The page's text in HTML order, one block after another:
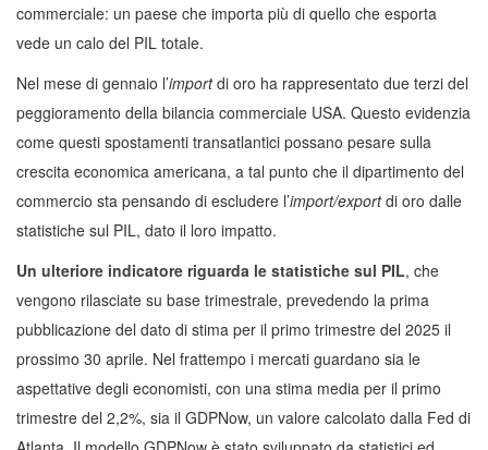
commerciale: un paese che importa più di quello che esporta
vede un calo del PIL totale.
Nel mese di gennaio l’importdi oro ha rappresentato due terzi del
peggioramento della bilancia commerciale USA. Questo evidenzia
come questi spostamenti transatlantici possano pesare sulla
crescita economica americana, a tal punto che il dipartimento del
commercio sta pensando di escludere l’import/exportdi oro dalle
statistiche sul PIL, dato il loro impatto.
Un ulteriore indicatore riguarda le statistiche sul PIL, che
vengono rilasciate su base trimestrale, prevedendo la prima
pubblicazione del dato di stima per il primo trimestre del 2025 il
prossimo 30 aprile. Nel frattempo i mercati guardano sia le
aspettative degli economisti, con una stima media per il primo
trimestre del 2,2%, sia il GDPNow, un valore calcolato dalla Fed di